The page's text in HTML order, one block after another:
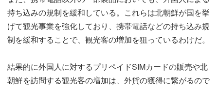
持ち込みの規制を緩和している。これらは北朝鮮が国を挙
げて観光事業を強化しており、携帯電話などの持ち込み規
制を緩和することで、観光客の増加を狙っているわけだ。
結果的に外国人に対するプリペイドSIMカードの販売や北
朝鮮を訪問する観光客の増加は、外貨の獲得に繋がるので